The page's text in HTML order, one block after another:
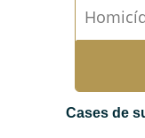
Aborto
vida
mais
Cases de